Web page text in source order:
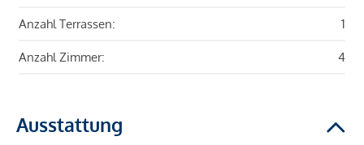
Anzahl Terrassen: 1
Anzahl Zimmer: 4
Ausstattung